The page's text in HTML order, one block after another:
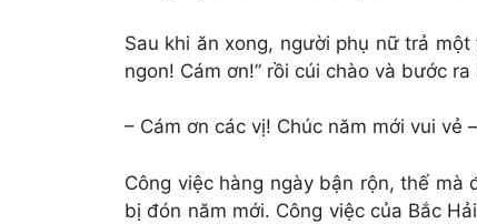
Sau khi ăn xong, người phụ nữ trả
ngon! Cám ơn!” rồi cúi chào và bước ra
– Cám ơn các vị! Chúc năm mới vui vẻ
Công việc hàng ngày bận rộn, thế mà
bị đón năm mới. Công việc của Bắc